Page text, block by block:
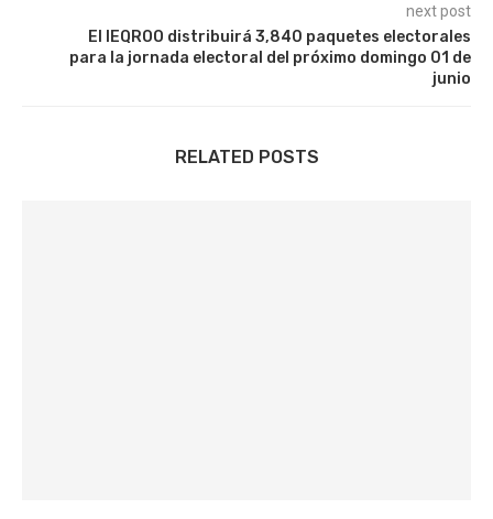
next post
El IEQROO distribuirá 3,840 paquetes electorales
para la jornada electoral del próximo domingo 01 de
junio
RELATED POSTS